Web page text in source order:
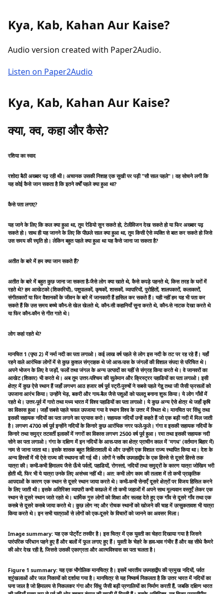
Kya, Kab, Kahan Aur Kaise?
Audio version created with Paper2Audio.
Listen on Paper2Audio
Kya, Kab, Kahan Aur Kaise?
क्या, क्व, कहा और कैसे?
रशिया का स्वाद
रशोदा बैठी अख्बार पढ़ रही थी। अचानक उसकी निशाह एक सुखी पर पड़ी "सौ साल पहले"। वह सोचने लगी कि
यह कोई कैसे जान सकता है कि इतने वर्षों पहले क्या हुआ था?
कैसे पता लगाए?
यह जाने के लिए कि कल क्या हुआ था, तुम रेडियो सुन सकते हो, टेलीविजन देख सकते हो या फिर अख्बार पढ़
सकते हो। साथ ही यह जानने के लिए कि पीछले साल क्या हुआ था, तुम किसी ऐसे व्यक्ति से बात कर सकते हो जिसे
उस समय की स्मृति हो। लेकिन बहुत पहले क्या हुआ था यह कैसे जाना जा सकता है?
अतीत के बारे में हम क्या जान सकते हैं?
अतीत के बारे में बहुत कुछ जाना जा सकता है-जैसे लोग क्या खाते थे, कैसे कपड़े पहनते थे, किस तरह के घरों में
रहते थे? हम आखेटको (शिकारियों), पशुपालकों, कृषकों, शासकों, व्यापारियों, पुरोहितों, शालपकारों, कलाकारों,
संगीतकारों या फिर वैशानकों के जीवन के बारे में जानकारी हैं हासिल कर सकते हैं। यही नहीं हम यह भी पता कर
सकते हैं कि उस समय बच्चे कौन-से खेल खेलते थे, कौन-सी कहानियाँ सुना करते थे, कौन-से नाटक देखा करते थे
या फिर कौन-कौन से गीत गाते थे।
लोग कहां रहते थे?
मानचित 1 (पृष्ठ 2) में नर्मा नदी का पता लगाओ। कई लाख वर्ष पहले से लोग इस नदी के तट पर रह रहे हैं। यहाँ
रहने वाले आरंभिक लोगों में से कुछ कुशल संग्राहक थे जो आस-पास के जंगलों की विशाल संपदा से परिचित थे।
अपने भोजन के लिए वे जड़ों, फलों तथा जंगल के अन्य उत्पादों का यहीं से संग्रह किया करते थे। वे जानवरों का
आखेट (शिकार) भी करते थे। अब तुम उत्तर-पश्चिम की सुलेमान और क्रिस्ट्रर पहाडियों का पता लगाओ। इसी
क्षेत्र में कुछ ऐसे स्थान हैं जहाँ लगभग आठ हजार वर्ष पूर्व स्ट्री-पुरुषों ने सबसे पहले गेहू तथा जी जैसी फ्रसलों को
उपजाना आरंभ किया। उन्होंने भेड़, बकरी और गाय-बैल जैसे पशुओं को पालतू बनाना शुरू किया। ये लोग गाँवों में
रहते थे। उत्तर-पूर्व में गारो तथा मध्य भारत में विश्व पहाडियों का पता लगाओ। ये कुछ अन्य ऐसे क्षेत्र थे जहाँ कृषि
का विकास हुआ। जहाँ सबसे पहले चवल उपजाया गया वे स्थान विश्व के उत्तर में स्थित थे। मानचित पर सिंधु तथा
इसकी सहायक नदियों का पता लगाने का प्रयास करो। सहायक नदियाँ उन्हें कहते हैं जो एक बड़ी नदी में मिल जाती
है। लगभग 4700 वर्ष पूर्व इन्होंने नदियों के किनारे कुछ आरंभिक नगर फले-फुले। गंगा व इसकी सहायक नदियों के
किनारे तथा समुद्र तटवर्ती इलाकों में नगरों का विकास लगभग 2500 वर्ष पूर्व हुआ। रमा तथा इसकी सहायक नदी
सोने का पता लगाओ। गंगा के दक्षिण में इन नदियों के आस-पास का क्षेत्र प्राचीन काल में 'मगध' (वर्तमान बिहार में)
नाम से जाना जाता था। इसके शासक बहुत शिक्षितशाली थे और उन्होंने एक विशाल राज्य स्थापित किया था। देश के
अन्य हिस्सों में भी ऐसे राज्य की स्थापना की गई थी। लोगों ने सर्वेष उपमहाद्वीप के एक हिस्से से दूसरे हिस्से तक
यात्रा की। कभी-कभी हिमालय जैसे ऊँचे पर्वतों, पहाडियों, रोगस्तां, नदियों तथा समुद्रों के कारण यात्रा जोखिम भरी
होती थी, फिर भी ये यात्रा उनके लिए असंभव नहीं थी। अत: कभी लोग काम की तलाश में तो कभी प्राकृतिक
आपदाओं के कारण एक स्थान से दूसरे स्थान जाया करते थे। कभी-कभी सेनाएँ दूसरे क्षेत्रों पर विजय हिसिल करने
के लिए जाती थी। इसके अतिरिक्त व्यापारी कभी काफ़ले में तो कभी जहाजों में अपने साथ मूल्यवान वस्तुएँ लेकर एक
स्थान से दूसरे स्थान जाते रहते थे। धार्मिक गुरु लोगों को शिक्षा और सलाह देते हुए एक गाँव से दूसरे गाँव तथा एक
कसबे से दूसरे कसबे जाया करते थे। कुछ लोग नए और रोचक स्थानों को खोजने की चाह में उत्सुकतावश भी यात्रा
किया करते थे। इन सभी यात्राओं से लोगों को एक-दूसरे के विचारों को जानने का अवसर मिला।
Image summary: यह एक पोर्ट्रेट तस्वीर है। इस चित्र में एक युवती का चेहरा दिखाया गया है जिसने
पारंपरिक परिधान पहने हुए हैं और बालों में फूल लगाए हुए हैं। युवती के चेहरे के हाव-भाव गंभीर हैं और वह सीधे कैमरे
की ओर देख रही है, जिससे उसकी एकाग्रता और आत्मविश्वास का पता चलता है।
Figure 1 summary: यह एक भौगोलिक मानचित्र है। इसमें भारतीय उपमहाद्वीप की प्रमुख नदियों, पर्वत
श्रृंखलाओं और जल निकायों को दर्शाया गया है। मानचित्र से यह निष्कर्ष निकलता है कि उत्तर भारत में नदियों का
घना जाल है जो हिमालय से निकलकर गंगा और सिंधु जैसी बड़ी प्रणालियों का निर्माण करती हैं, जबकि दक्षिण भारत